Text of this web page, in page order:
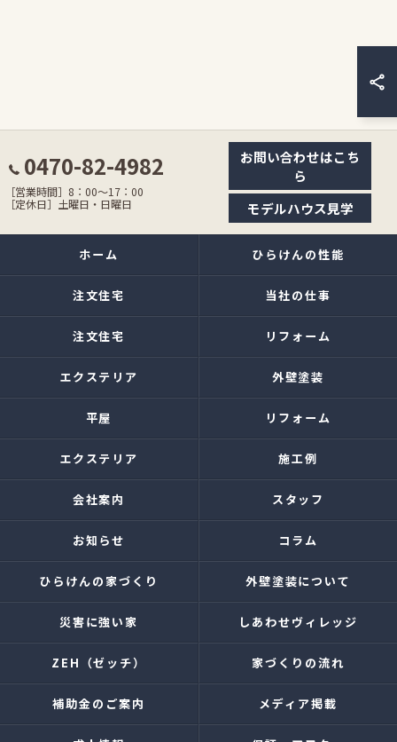
0470-82-4982
［営業時間］8：00〜17：00
［定休日］土曜日・日曜日
お問い合わせはこち
ら
モデルハウス見学
ホーム ひらけんの性能
注文住宅 当社の仕事
注文住宅 リフォーム
エクステリア 外壁塗装
平屋 リフォーム
エクステリア 施工例
会社案内 スタッフ
お知らせ コラム
ひらけんの家づくり 外壁塗装について
災害に強い家 しあわせヴィレッジ
ZEH（ゼッチ） 家づくりの流れ
補助金のご案内 メディア掲載